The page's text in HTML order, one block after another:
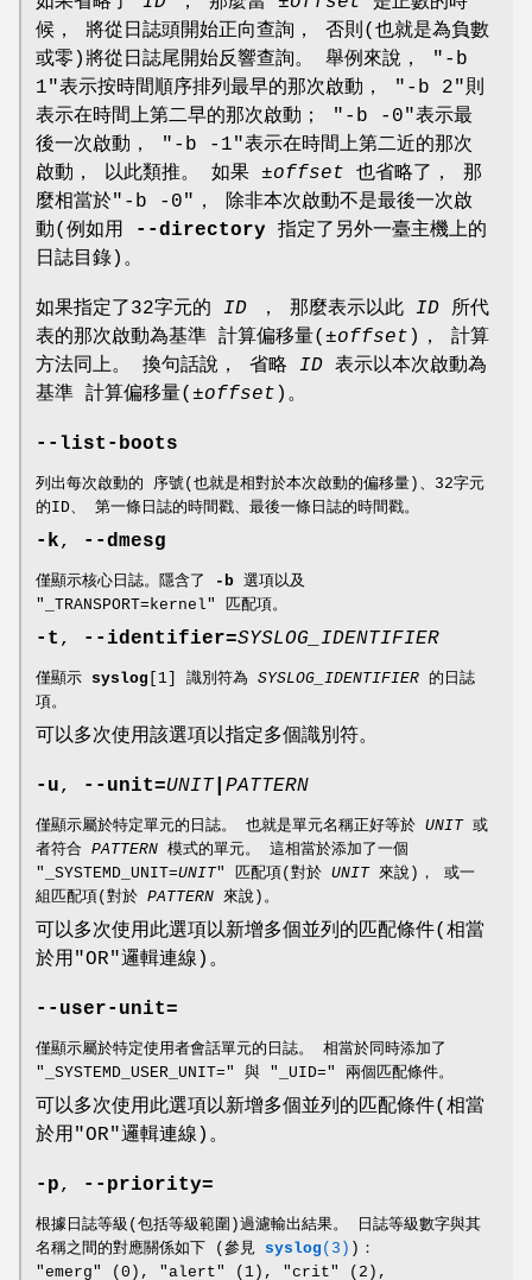
候， 將從日誌頭開始正向查詢， 否則(也就是為負數
或零)將從日誌尾開始反響查詢。 舉例來說， "-b
1"表示按時間順序排列最早的那次啟動， "-b 2"則
表示在時間上第二早的那次啟動； "-b -0"表示最
後一次啟動， "-b -1"表示在時間上第二近的那次
啟動， 以此類推。 如果 ±offset 也省略了， 那
麼相當於"-b -0"， 除非本次啟動不是最後一次啟
動(例如用
--directory 指定了另外一臺主機上的
日誌目錄)。
如果指定了32字元的 ID ， 那麼表示以此 ID 所代
表的那次啟動為基準 計算偏移量( ±offset )， 計算
方法同上。 換句話說， 省略 ID 表示以本次啟動為
基準 計算偏移量( ±offset )。
--list-boots
列出每次啟動的 序號(也就是相對於本次啟動的偏移量)、32字元
的ID、 第一條日誌的時間戳、最後一條日誌的時間戳。
-k, --dmesg
僅顯示核心日誌。隱含了 -b 選項以及
"_TRANSPORT=kernel" 匹配項。
-t , --identifier=SYSLOG_IDENTIFIER
僅顯示 syslog [1] 識別符為 SYSLOG_IDENTIFIER 的日誌
項。
可以多次使用該選項以指定多個識別符。
-u, --unit=UNIT PATTERN
僅顯示屬於特定單元的日誌。 也就是單元名稱正好等於 UNIT或
者符合 PATTERN 模式的單元。 這相當於添加了一個
"_SYSTEMD_UNIT=UNIT" 匹配項(對於 UNIT來說)， 或一
組匹配項(對於 PATTERN 來說)。
可以多次使用此選項以新增多個並列的匹配條件(相當
於用"OR"邏輯連線)。
--user-unit=
僅顯示屬於特定使用者會話單元的日誌。 相當於同時添加了
"_SYSTEMD_USER_UNIT=" 與 "_UID=" 兩個匹配條件。
可以多次使用此選項以新增多個並列的匹配條件(相當
於用"OR"邏輯連線)。
-p, --priority=
根據日誌等級(包括等級範圍)過濾輸出結果。 日誌等級數字與其
名稱之間的對應關係如下 (參見 syslog (3) )：
"emerg" (0), "alert" (1), "crit" (2),